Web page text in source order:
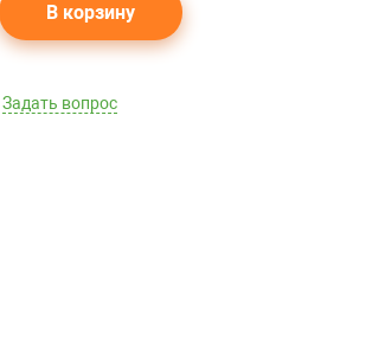
В корзину
Задать вопрос